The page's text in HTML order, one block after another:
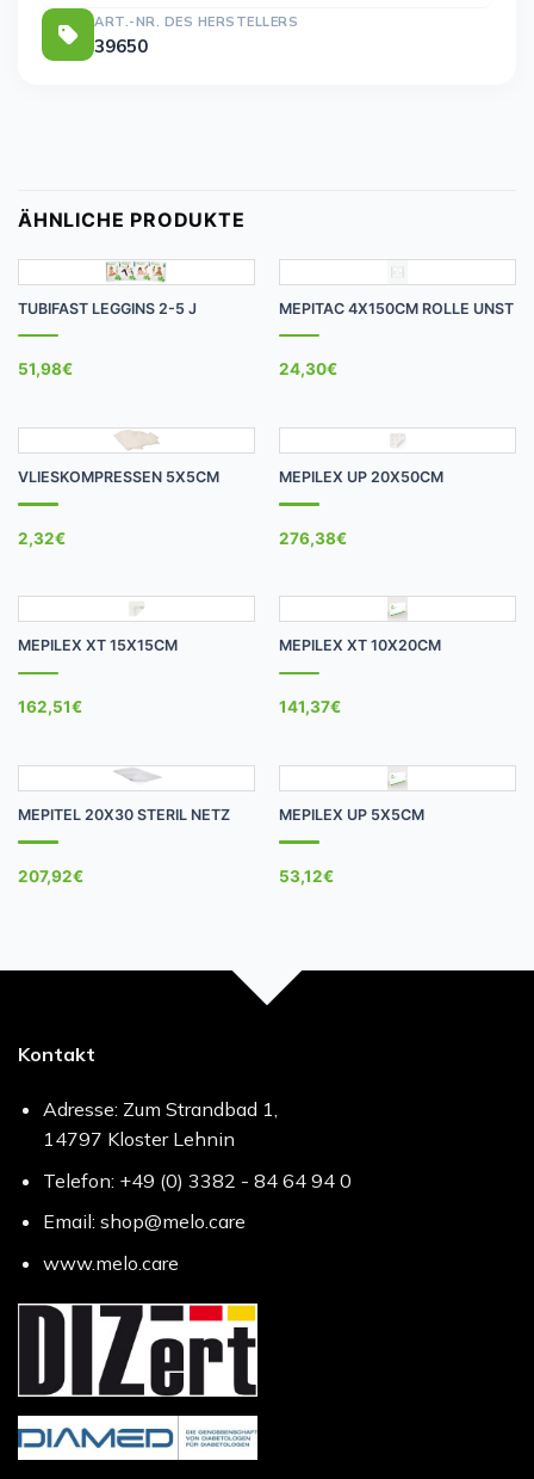
ART.-NR. DES HERSTELLERS
39650
ÄHNLICHE PRODUKTE
TUBIFAST LEGGINS 2-5 J
51,98€
MEPITAC 4X150CM ROLLE UNST
24,30€
VLIESKOMPRESSEN 5X5CM
2,32€
MEPILEX UP 20X50CM
276,38€
MEPILEX XT 15X15CM
162,51€
MEPILEX XT 10X20CM
141,37€
MEPITEL 20X30 STERIL NETZ
207,92€
MEPILEX UP 5X5CM
53,12€
Kontakt
Adresse: Zum Strandbad 1,
14797 Kloster Lehnin
Telefon: +49 (0) 3382 - 84 64 94 0
Email: shop@melo.care
www.melo.care